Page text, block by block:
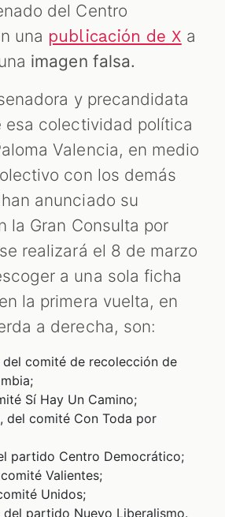
del Centro
una publicación de X a
imagen falsa.
y precandidata
esa colectividad política
Valencia, en medio
con los demás
anunciado su
la Gran Consulta por
realizará el 8 de marzo
a una sola ficha
la primera vuelta, en
a derecha, son:
del comité de recolección de
Sí Hay Un Camino;
del comité Con Toda por
partido Centro Democrático;
Valientes;
Unidos;
del partido Nuevo Liberalismo.